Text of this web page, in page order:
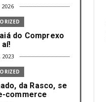
2026
do Comprexo
2023
da Rasco, se
commerce